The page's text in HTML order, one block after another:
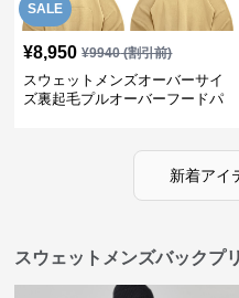
SALE
¥8,950 ¥9940(割引前)
スウェットメンズオーバーサイ
ズ裏起毛プルオーバーフードパ
新着アイ
スウェットメンズバックプ